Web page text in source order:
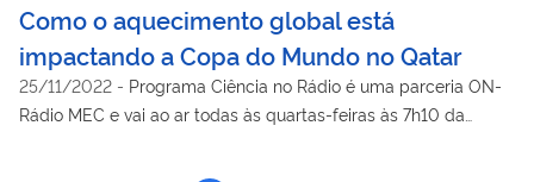
Como o aquecimento global está
impactando a Copa do Mundo no Qatar
25/11/2022 - Programa Ciência no Rádio é uma parceria ON-
Rádio MEC e vai ao ar todas às quartas-feiras às 7h10 da